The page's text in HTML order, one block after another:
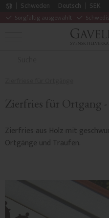
Sorgfältig ausgewählt
Schweden Deutsch
SEK
MENÜ
Zierfries für Ortgang
Zierfries aus Holz mit
Ortgänge und Traufen.